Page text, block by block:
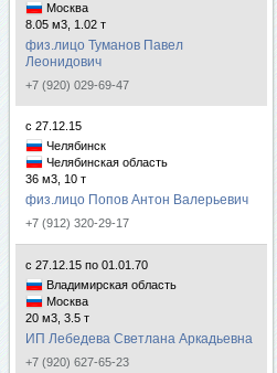
Москва
8.05 м3, 1.02 т
физ.лицо Туманов Павел
Леонидович
+7 (920) 029-69-47
с 27.12.15
Челябинск
Челябинская область
36 м3, 10 т
физ.лицо Попов Антон Валерьевич
+7 (912) 320-29-17
с 27.12.15 по 01.01.70
Владимирская область
Москва
20 м3, 3.5 т
ИП Лебедева Светлана Аркадьевна
+7 (920) 627-65-23